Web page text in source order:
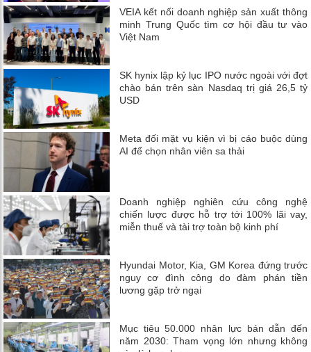
VEIA kết nối doanh nghiệp sản xuất thông
minh Trung Quốc tìm cơ hội đầu tư vào
Việt Nam
SK hynix lập kỷ lục IPO nước ngoài với đợt
chào bán trên sàn Nasdaq trị giá 26,5 tỷ
USD
Meta đối mặt vụ kiện vì bị cáo buộc dùng
AI để chọn nhân viên sa thải
Doanh nghiệp nghiên cứu công nghệ
chiến lược được hỗ trợ tới 100% lãi vay,
miễn thuế và tài trợ toàn bộ kinh phí
Hyundai Motor, Kia, GM Korea đứng trước
nguy cơ đình công do đàm phán tiền
lương gặp trở ngại
Mục tiêu 50.000 nhân lực bán dẫn đến
năm 2030: Tham vọng lớn nhưng không